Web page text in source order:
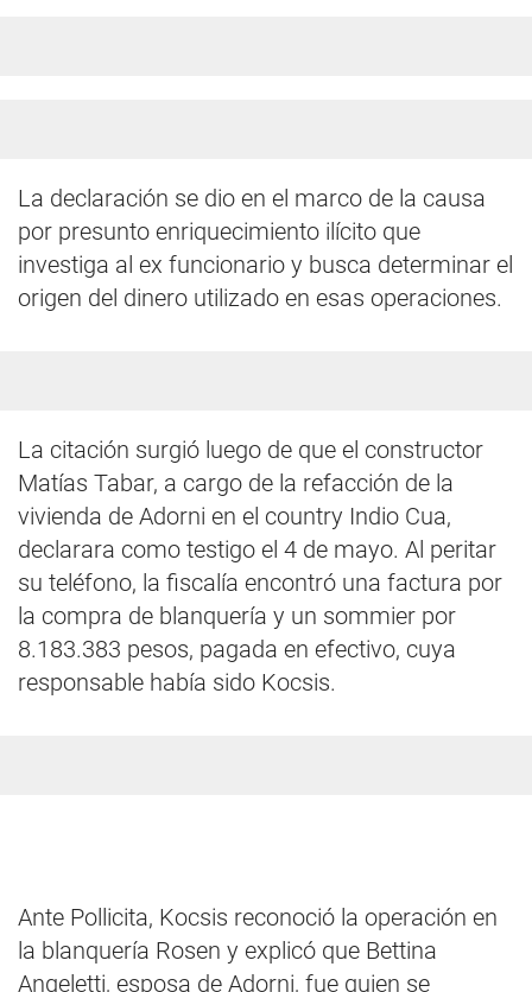
La declaración se dio en el marco de la causa
por presunto enriquecimiento ilícito que
investiga al ex funcionario y busca determinar el
origen del dinero utilizado en esas operaciones.
La citación surgió luego de que el constructor
Matías Tabar, a cargo de la refacción de la
vivienda de Adorni en el country Indio Cua,
declarara como testigo el 4 de mayo. Al peritar
su teléfono, la fiscalía encontró una factura por
la compra de blanquería y un sommier por
8.183.383 pesos, pagada en efectivo, cuya
responsable había sido Kocsis.
Ante Pollicita, Kocsis reconoció la operación en
la blanquería Rosen y explicó que Bettina
Angeletti, esposa de Adorni, fue quien se